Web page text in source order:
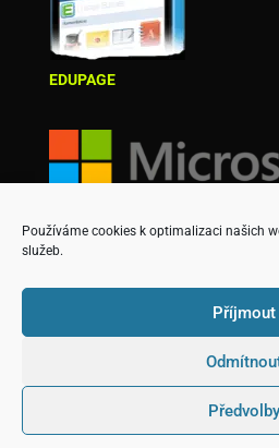
Používáme cookies k optimalizaci našich
služeb.
Příjmout
Předvolby
EDUPAGE
Copyright © Střední škola
odborná škola,
Designed & created by